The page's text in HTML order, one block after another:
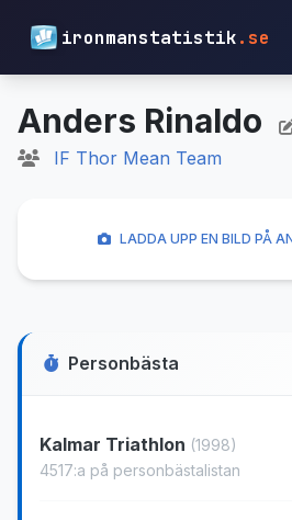
ironmanstatistik.se
Anders Rinaldo
IF Thor Mean Team
Personbästa
Kalmar Triathlon (1998)
4517:a på personbästalistan
LADDA UPP EN BILD PÅ